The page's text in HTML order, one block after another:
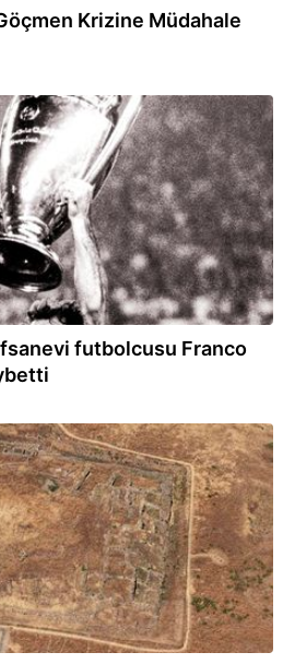
Krizine Müdahale
futbolcusu Franco